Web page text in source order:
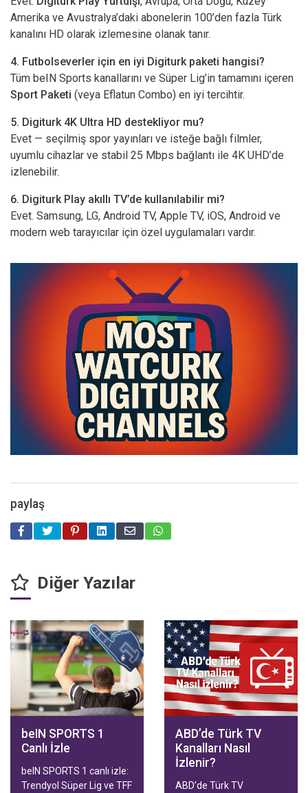
Amerika ve Avustralya’daki abonelerin 100’den fazla Türk
kanalını HD olarak izlemesine olanak tanır.
4. Futbolseverler için en iyi Digiturk paketi hangisi?
Tüm beIN Sports kanallarını ve Süper Lig’in tamamını içeren
Sport Paketi (veya Eflatun Combo) en iyi tercihtir.
5. Digiturk 4K Ultra HD destekliyor mu?
Evet — seçilmiş spor yayınları ve isteğe bağlı filmler,
uyumlu cihazlar ve stabil 25 Mbps bağlantı ile 4K UHD’de
izlenebilir.
6. Digiturk Play akıllı TV’de kullanılabilir mi?
Evet. Samsung, LG, Android TV, Apple TV, iOS, Android ve
modern web tarayıcılar için özel uygulamaları vardır.
paylaş
Diğer Yazılar
beIN SPORTS 1
Canlı İzle
beIN SPORTS 1 canlı izle:
Trendyol Süper Lig ve TFF
ABD’de Türk TV
Kanalları Nasıl
İzlenir?
ABD’de Türk TV